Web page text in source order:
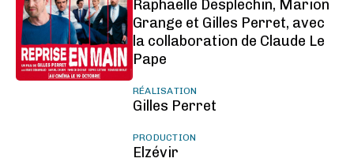
Raphaëlle Desplechin, Marion
Grange et Gilles Perret, avec
la collaboration de Claude Le
Pape
RÉALISATION
Gilles Perret
PRODUCTION
Elzévir